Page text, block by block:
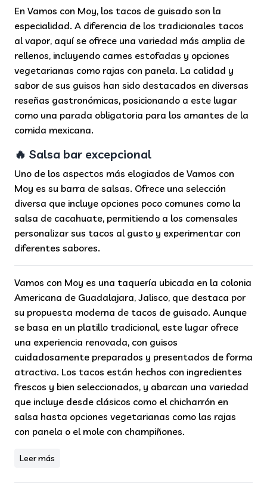
En Vamos con Moy, los tacos de guisado son la
especialidad. A diferencia de los tradicionales tacos
al vapor, aquí se ofrece una variedad más amplia de
rellenos, incluyendo carnes estofadas y opciones
vegetarianas como rajas con panela. La calidad y
sabor de sus guisos han sido destacados en diversas
reseñas gastronómicas, posicionando a este lugar
como una parada obligatoria para los amantes de la
comida mexicana.
🔥 Salsa bar excepcional
Uno de los aspectos más elogiados de Vamos con
Moy es su barra de salsas. Ofrece una selección
diversa que incluye opciones poco comunes como la
salsa de cacahuate, permitiendo a los comensales
personalizar sus tacos al gusto y experimentar con
diferentes sabores.
Vamos con Moy es una taquería ubicada en la colonia
Americana de Guadalajara, Jalisco, que destaca por
su propuesta moderna de tacos de guisado. Aunque
se basa en un platillo tradicional, este lugar ofrece
una experiencia renovada, con guisos
cuidadosamente preparados y presentados de forma
atractiva. Los tacos están hechos con ingredientes
frescos y bien seleccionados, y abarcan una variedad
que incluye desde clásicos como el chicharrón en
salsa hasta opciones vegetarianas como las rajas
con panela o el mole con champiñones.
Leer más